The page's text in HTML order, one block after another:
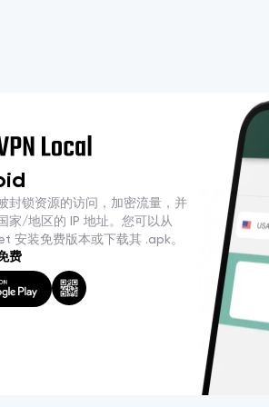
封锁资源的访问，加密流量，并
家/地区的 IP 地址。您可以从
安装免费版本或下载其 .apk。
费